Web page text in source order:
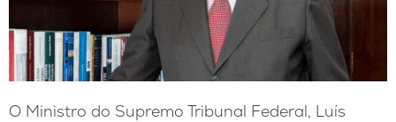
O Ministro do Supremo Tribunal Federal, Luís